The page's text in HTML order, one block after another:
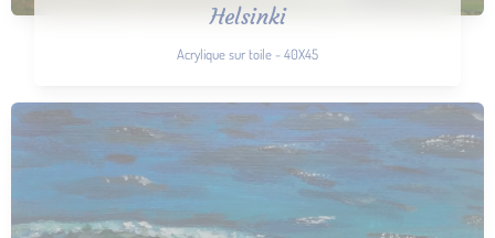
Helsinki
Acrylique sur toile - 40X45